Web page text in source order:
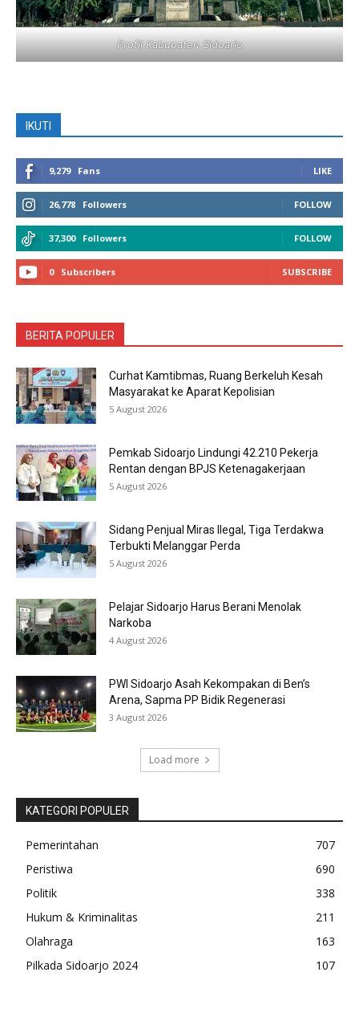
Profil Kabupaten Sidoarjo
IKUTI
9,279 Fans LIKE
26,778 Followers FOLLOW
37,300 Followers FOLLOW
0 Subscribers SUBSCRIBE
BERITA POPULER
Curhat Kamtibmas, Ruang Berkeluh Kesah
Masyarakat ke Aparat Kepolisian
5 August 2026
Pemkab Sidoarjo Lindungi 42.210 Pekerja
Rentan dengan BPJS Ketenagakerjaan
5 August 2026
Sidang Penjual Miras Ilegal, Tiga Terdakwa
Terbukti Melanggar Perda
5 August 2026
Pelajar Sidoarjo Harus Berani Menolak
Narkoba
4 August 2026
PWI Sidoarjo Asah Kekompakan di Ben’s
Arena, Sapma PP Bidik Regenerasi
3 August 2026
Load more
KATEGORI POPULER
Pemerintahan
707
Peristiwa
690
Politik
338
Hukum & Kriminalitas
211
Olahraga
163
Pilkada Sidoarjo 2024
107